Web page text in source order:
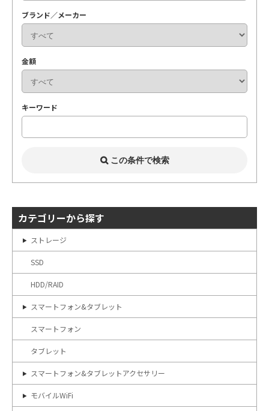
ブランド／メーカー
金額
キーワード
カテゴリーから探す
ストレージ
SSD
HDD/RAID
スマートフォン&タブレット
スマートフォン
タブレット
スマートフォン&タブレットアクセサリー
モバイルWiFi